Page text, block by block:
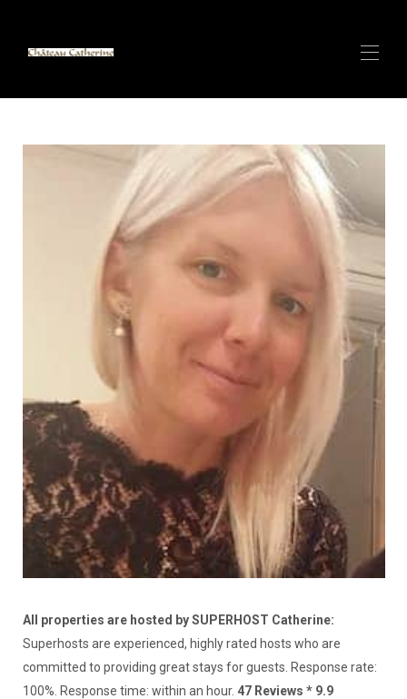
فيلا فاخرة في أنتيب مع سبا وإطلالة على البحر
▾
المهرجانات
مركز كان - شقة فاخرة - 150 متر إلى قصر المهرجانات ▾
فيلات زنجبار وايت ساند الفاخرة ومنتجع سبا
جبال الألب الإيطالية (سيرفينيا) شاليه صغير على أطول
منحدر تزلج في العالم - قريبًا
الإيجار مع كاثرين - سوبر هوست
اتصال
نظرة عامة على CERVINIA/Valtournenche - شاليه صغير
All properties are hosted by SUPERHOST Catherine:
Superhosts are experienced, highly rated hosts who are
committed to providing great stays for guests. Response rate:
100%. Response time: within an hour. 47 Reviews * 9.9